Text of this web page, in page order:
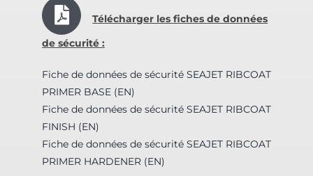
Télécharger les fiches de données
de sécurité :
Fiche de données de sécurité SEAJET RIBCOAT
PRIMER BASE (EN)
Fiche de données de sécurité SEAJET RIBCOAT
FINISH (EN)
Fiche de données de sécurité SEAJET RIBCOAT
PRIMER HARDENER (EN)